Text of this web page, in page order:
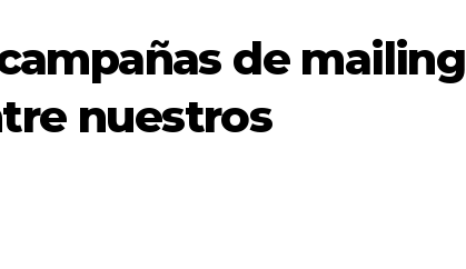
de mailing
nuestros